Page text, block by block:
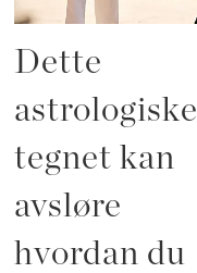
Dette
astrologiske
tegnet kan
avsløre
hvordan du